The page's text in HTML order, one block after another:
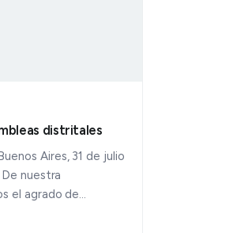
distritales
Aires, 31 de julio
nuestra
el agrado de